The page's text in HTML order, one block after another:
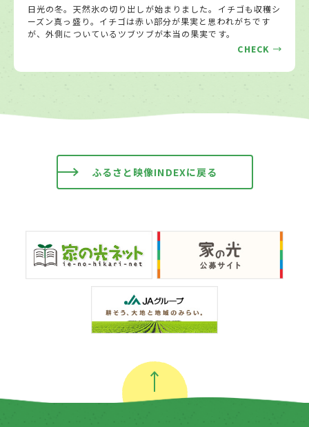
日光の冬。天然氷の切り出しが始まりました。イチゴも収穫シ
ーズン真っ盛り。イチゴは赤い部分が果実と思われがちです
が、外側についているツブツブが本当の果実です。
CHECK
ふるさと映像INDEXに戻る